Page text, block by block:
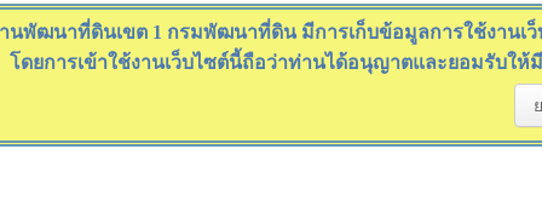
นพัฒนาที่ดินเขต 1 กรมพัฒนาที่ดิน มีการเก็บข้อมูลการใช้งานเ
โดยการเข้าใช้งานเว็บไซต์นี้ถือว่าท่านได้อนุญาตและยอมรับ